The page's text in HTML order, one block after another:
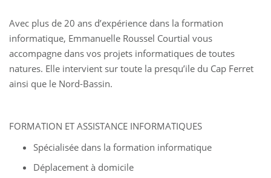
Avec plus de 20 ans d’expérience dans la formation
informatique, Emmanuelle Roussel Courtial vous
accompagne dans vos projets informatiques de toutes
natures. Elle intervient sur toute la presqu’ile du Cap Ferret
ainsi que le Nord-Bassin.
FORMATION ET ASSISTANCE INFORMATIQUES
Spécialisée dans la formation informatique
Déplacement à domicile